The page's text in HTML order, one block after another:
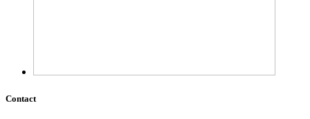
Contact